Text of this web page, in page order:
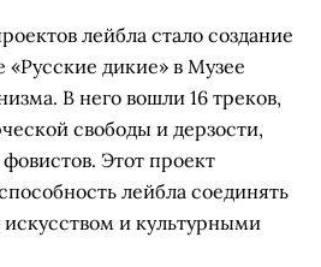
лейбла стало создание
«Русские дикие» в Музее
В него вошли 16 треков,
свободы и дерзости,
Этот проект
лейбла соединять
и культурными